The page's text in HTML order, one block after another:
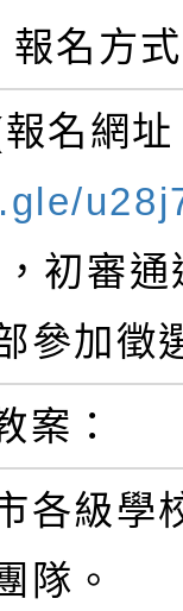
報名方
名網
初審通
參加徵
案：
各級學
隊。